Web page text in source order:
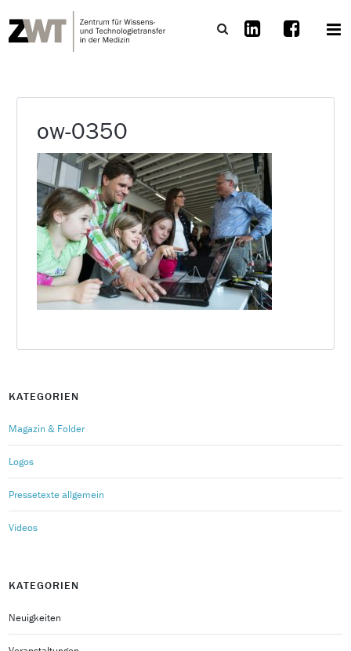
ow-0350
KATEGORIEN
Magazin & Folder
Logos
Pressetexte allgemein
Videos
KATEGORIEN
Neuigkeiten